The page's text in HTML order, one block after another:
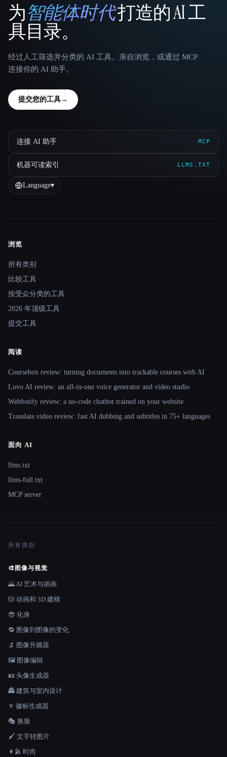
That AI Collection
为智能体时代打造的 AI 工
具目录。
经过人工筛选并分类的 AI 工具。亲自浏览，或通过 MCP
连接你的 AI 助手。
提交您的工具→
连接 AI 助手 MCP
机器可读索引 LLMS.TXT
Language▾
Site navigation
浏览
所有类别
比较工具
按受众分类的工具
2026 年顶级工具
提交工具
阅读
Coursebox review: turning documents into trackable courses with AI
Lovo AI review: an all-in-one voice generator and video studio
Webbotify review: a no-code chatbot trained on your website
Translate.video review: fast AI dubbing and subtitles in 75+ languages
面向 AI
llms.txt
llms-full.txt
MCP server
所有类别
🎨 图像与视觉
🌄 AI 艺术与插画
🎲 动画和 3D 建模
😎 化身
🔁 图像到图像的变化
🔬 图像升频器
🖼️ 图像编辑
🪪 头像生成器
🏯 建筑与室内设计
⚜️ 徽标生成器
🎭 换脸
🖌️ 文字转图片
👩‍🎤 时尚